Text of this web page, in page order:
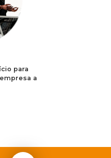
para
a